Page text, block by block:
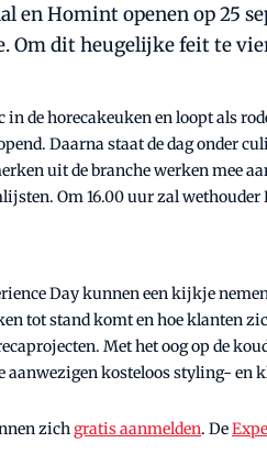
en Homint openen op 25
Om dit heugelijke feit te
de horecakeuken en loopt als
Daarna staat de dag onder
uit de branche werken mee
Om 16.00 uur zal
Day kunnen een kijkje
tot stand komt en hoe klanten
Met het oog op de
aanwezigen kosteloos styling- en
zichgratis aanmelden. De